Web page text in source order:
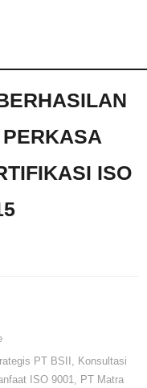
ISO
PT BSII , Konsultasi
ISO 9001, PT Matra